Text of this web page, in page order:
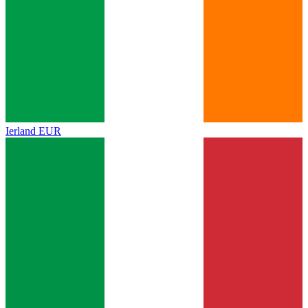
Ierland EUR